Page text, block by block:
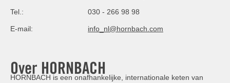
Tel.: 030 - 266 98 98
E-mail: info_nl@hornbach.com
Over HORNBACH
HORNBACH is een onafhankelijke, internationale keten van